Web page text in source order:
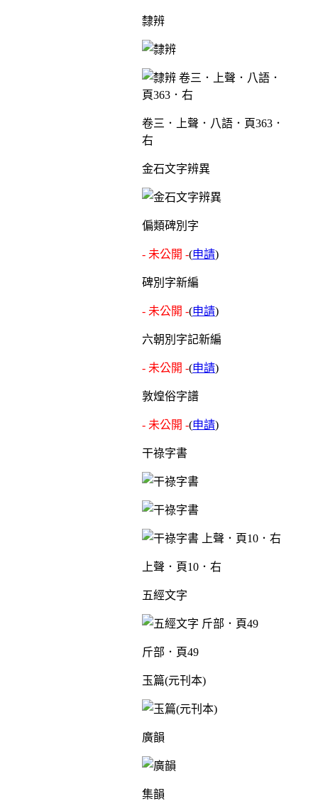
隸辨
卷三．上聲．八語．頁363．
右
金石文字辨異
偏類碑別字
- 未公開 -(申請)
碑別字新編
- 未公開 -(申請)
六朝別字記新編
- 未公開 -(申請)
敦煌俗字譜
- 未公開 -(申請)
干祿字書
上聲．頁10．右
五經文字
斤部．頁49
玉篇(元刊本)
廣韻
集韻